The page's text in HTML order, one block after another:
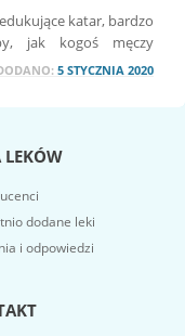
katar, bardzo
jak kogoś męczy
DODANO: 5 STYCZNIA 2020
LEKÓW
dodane leki
i odpowiedzi